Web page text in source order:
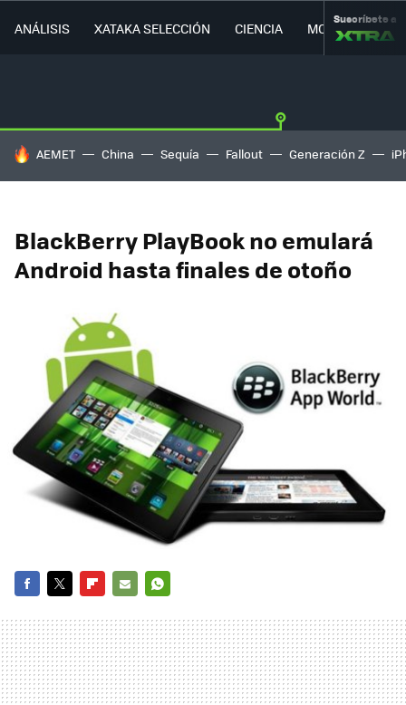
ANÁLISIS XATAKA SELECCIÓN CIENCIA MOVILIDAD
Suscríbete a
HOY SE HABLA DE
AEMET China Sequía Fallout Generación Z
BlackBerry PlayBook no emulará
Android hasta finales de otoño
MAIL